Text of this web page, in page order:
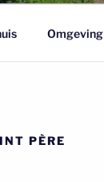
Omgeving
PÈRE